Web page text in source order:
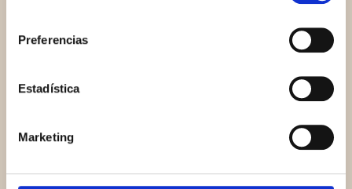
Preferencias
Estadística
Marketing